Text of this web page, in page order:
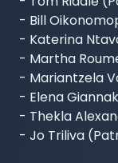
- Bill
- Katerina
- Martha
- Mariantzela
- Elena
- Thekla
- Jo Triliva